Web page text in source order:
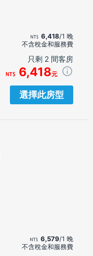
6,418/1 晚
不含稅金和服務費
只剩 2 間客房
6,418元
選擇此房型
6,579/1 晚
不含稅金和服務費